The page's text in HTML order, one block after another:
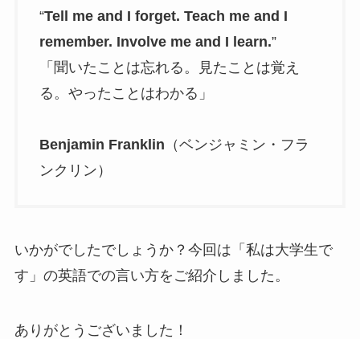
“Tell me and I forget. Teach me and I
remember. Involve me and I learn.”
「聞いたことは忘れる。見たことは覚え
る。やったことはわかる」
Benjamin Franklin （ベンジャミン・フラ
ンクリン）
いかがでしたでしょうか？今回は「私は大学生で
す」の英語での言い方をご紹介しました。
ありがとうございました！